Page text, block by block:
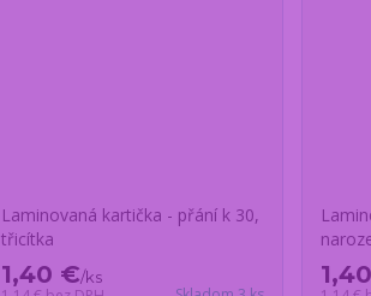
Laminovaná kartička - přání k 30,
třicítka
1,40 €/ks